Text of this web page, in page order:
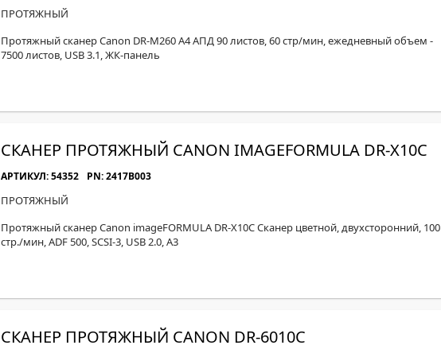
ПРОТЯЖНЫЙ
Протяжный сканер Canon DR-M260 А4 АПД 90 листов, 60 стр/мин, ежедневный объем -
7500 листов, USB 3.1, ЖК-панель
СКАНЕР ПРОТЯЖНЫЙ CANON IMAGEFORMULA DR-X10C
АРТИКУЛ: 54352 PN: 2417B003
ПРОТЯЖНЫЙ
Протяжный сканер Canon imageFORMULA DR-X10C Сканер цветной, двухсторонний, 100
стр./мин, ADF 500, SCSI-3, USB 2.0, А3
СКАНЕР ПРОТЯЖНЫЙ CANON DR-6010C